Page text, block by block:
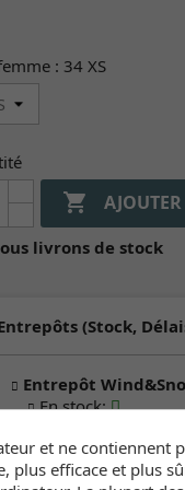
: 34 XS

livrons de stock
(Stock,
Entrepôt
En stock:
ici pour voir
et ne contiennent
plus efficace et plus